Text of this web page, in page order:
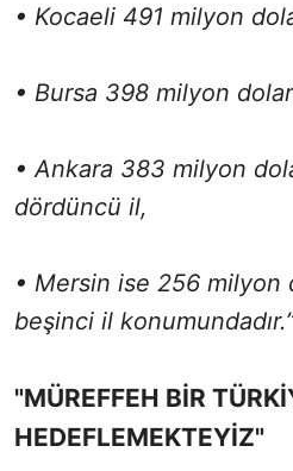
• Kocaeli 491 milyon
• Bursa 398 milyon
• Ankara 383 milyon
dördüncü il,
• Mersin ise 256 milyon
beşinci il
"MÜREFFEH BİR
HEDEFLEMEKTEYİZ"